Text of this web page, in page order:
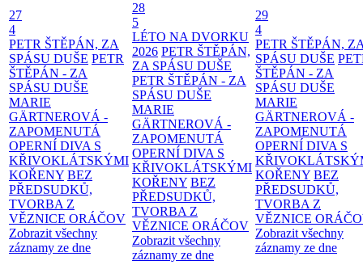
27
4
PETR ŠTĚPÁN, ZA
SPÁSU DUŠE PETR
ŠTĚPÁN - ZA
SPÁSU DUŠE
MARIE
GÄRTNEROVÁ -
ZAPOMENUTÁ
OPERNÍ DIVA S
KŘIVOKLÁTSKÝMI
KOŘENY BEZ
PŘEDSUDKŮ,
TVORBA Z
VĚZNICE ORÁČOV
Zobrazit všechny
záznamy ze dne
28
5
LÉTO NA DVORKU
2026 PETR ŠTĚPÁN,
ZA SPÁSU DUŠE
PETR ŠTĚPÁN - ZA
SPÁSU DUŠE
MARIE
GÄRTNEROVÁ -
ZAPOMENUTÁ
OPERNÍ DIVA S
KŘIVOKLÁTSKÝMI
KOŘENY BEZ
PŘEDSUDKŮ,
TVORBA Z
VĚZNICE ORÁČOV
Zobrazit všechny
záznamy ze dne
29
4
PETR ŠTĚPÁN,
SPÁSU DUŠE
ŠTĚPÁN - ZA
SPÁSU DUŠE
MARIE
GÄRTNEROVÁ -
ZAPOMENUTÁ
OPERNÍ DIVA S
KOŘENY BEZ
PŘEDSUDKŮ,
TVORBA Z
VĚZNICE
Zobrazit všechny
záznamy ze dne